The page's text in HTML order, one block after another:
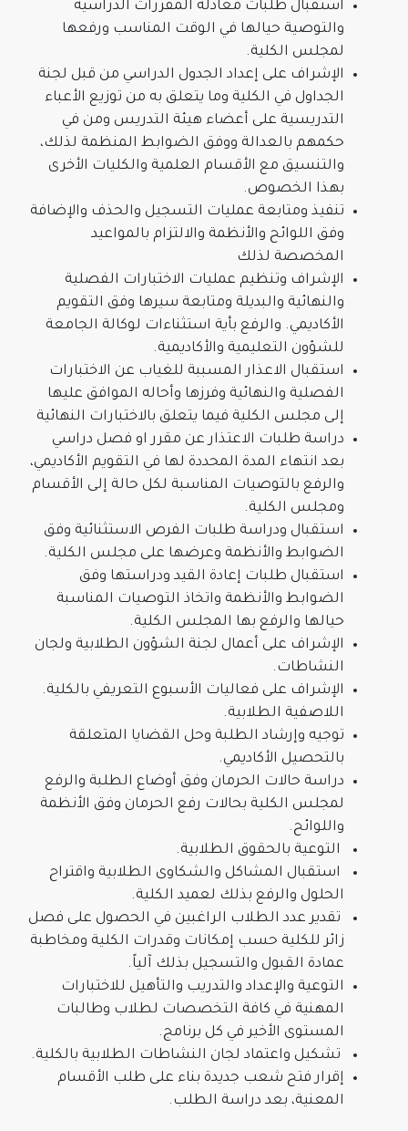
استقبال طلبات معادلة المقررات الدراسية
والتوصية حيالها في الوقت المناسب ورفعها
لمجلس الكلية.
الإشراف على إعداد الجدول الدراسي من قبل لجنة
الجداول في الكلية وما يتعلق به من توزيع الأعباء
التدريسية على أعضاء هيئة التدريس ومن في
حكمهم بالعدالة ووفق الضوابط المنظمة لذلك،
والتنسيق مع الأقسام العلمية والكليات الأخرى
بهذا الخصوص.
تنفيذ ومتابعة عمليات التسجيل والحذف والإضافة
وفق اللوائح والأنظمة والالتزام بالمواعيد
المخصصة لذلك
الإشراف وتنظيم عمليات الاختبارات الفصلية
والنهائية والبديلة ومتابعة سيرها وفق التقويم
الأكاديمي. والرفع بأية استثناءات لوكالة الجامعة
للشؤون التعليمية والأكاديمية.
استقبال الاعذار المسببة للغياب عن الاختبارات
الفصلية والنهائية وفرزها وأحاله الموافق عليها
إلى مجلس الكلية فيما يتعلق بالاختبارات النهائية
دراسة طلبات الاعتذار عن مقرر او فصل دراسي
بعد انتهاء المدة المحددة لها في التقويم الأكاديمي،
والرفع بالتوصيات المناسبة لكل حالة إلى الأقسام
ومجلس الكلية.
استقبال ودراسة طلبات الفرص الاستثنائية وفق
الضوابط والأنظمة وعرضها على مجلس الكلية.
استقبال طلبات إعادة القيد ودراستها وفق
الضوابط والأنظمة واتخاذ التوصيات المناسبة
حيالها والرفع بها المجلس الكلية.
الإشراف على أعمال لجنة الشؤون الطلابية ولجان
النشاطات.
الإشراف على فعاليات الأسبوع التعريفي بالكلية.
اللاصفية الطلابية.
توجيه وإرشاد الطلبة وحل القضايا المتعلقة
بالتحصيل الأكاديمي.
دراسة حالات الحرمان وفق أوضاع الطلبة والرفع
لمجلس الكلية بحالات رفع الحرمان وفق الأنظمة
واللوائح.
التوعية بالحقوق الطلابية.
استقبال المشاكل والشكاوى الطلابية واقتراح
الحلول والرفع بذلك لعميد الكلية.
تقدير عدد الطلاب الراغبين في الحصول على فصل
زائر للكلية حسب إمكانات وقدرات الكلية ومخاطبة
عمادة القبول والتسجيل بذلك آلياً.
التوعية والإعداد والتدريب والتأهيل للاختبارات
المهنية في كافة التخصصات لطلاب وطالبات
المستوى الأخير في كل برنامج.
تشكيل واعتماد لجان النشاطات الطلابية بالكلية.
إقرار فتح شعب جديدة بناء على طلب الأقسام
المعنية، بعد دراسة الطلب.